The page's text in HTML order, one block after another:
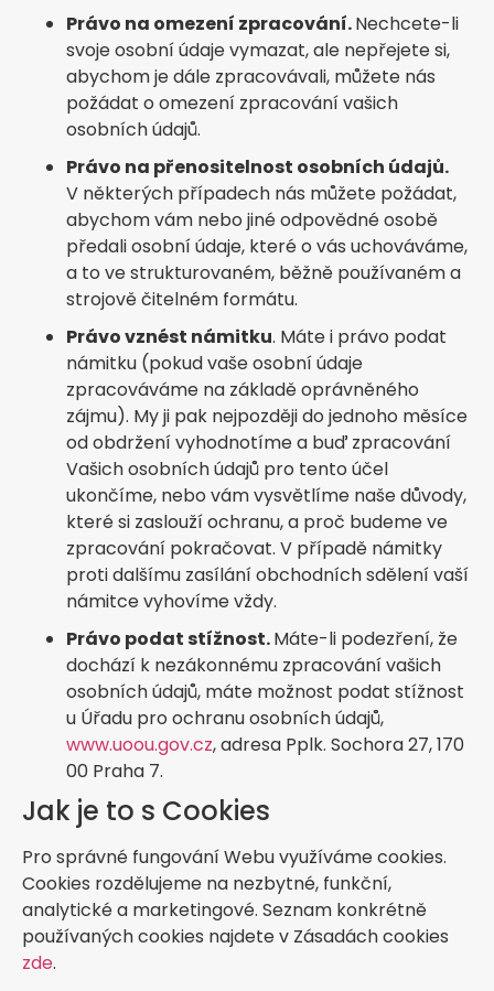
Právo na omezení zpracování.Nechcete-li
svoje osobní údaje vymazat, ale nepřejete si,
abychom je dále zpracovávali, můžete nás
požádat o omezení zpracování vašich
osobních údajů.
Právo na přenositelnost osobních údajů.
V některých případech nás můžete požádat,
abychom vám nebo jiné odpovědné osobě
předali osobní údaje, které o vás uchováváme,
a to ve strukturovaném, běžně používaném a
strojově čitelném formátu.
Právo vznést námitku. Máte i právo podat
námitku (pokud vaše osobní údaje
zpracováváme na základě oprávněného
zájmu). My ji pak nejpozději do jednoho měsíce
od obdržení vyhodnotíme a buď zpracování
Vašich osobních údajů pro tento účel
ukončíme, nebo vám vysvětlíme naše důvody,
které si zaslouží ochranu, a proč budeme ve
zpracování pokračovat. V případě námitky
proti dalšímu zasílání obchodních sdělení vaší
námitce vyhovíme vždy.
Právo podat stížnost.Máte-li podezření, že
dochází k nezákonnému zpracování vašich
osobních údajů, máte možnost podat stížnost
u Úřadu pro ochranu osobních údajů,
www.uoou.gov.cz, adresa Pplk. Sochora 27, 170
00 Praha 7.
Jak je to s Cookies
Pro správné fungování Webu využíváme cookies.
Cookies rozdělujeme na nezbytné, funkční,
analytické a marketingové. Seznam konkrétně
používaných cookies najdete v Zásadách cookies
zde.